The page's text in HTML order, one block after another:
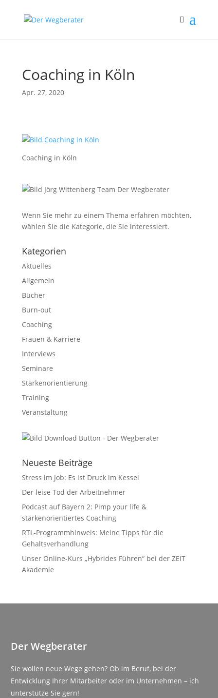
Coaching in Köln
Apr. 27, 2020
Coaching in Köln
Wenn Sie mehr zu einem Thema erfahren möchten,
wählen Sie die Kategorie, die Sie interessiert.
Kategorien
Aktuelles
Allgemein
Bücher
Burn-out
Coaching
Frauen & Karriere
Interviews
Seminare
Stärkenorientierung
Training
Veranstaltung
Neueste Beiträge
Stress im Job: Es ist Druck im Kessel
Der leise Tod der Arbeitnehmer
Podcast auf Bayern 2: Pimp your life &
stärkenorientiertes Coaching
RTL-Programmhinweis: Meine Tipps für die
Gehaltsverhandlung
Unser Online-Kurs „Hybrides Führen“ bei der ZEIT
Akademie
Der Wegberater
Sie wollen neue Wege gehen? Ob im Beruf, bei der
Entwicklung Ihrer Mitarbeiter oder im Unternehmen – ich
unterstütze Sie gern!